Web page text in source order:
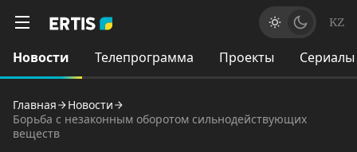
KZ
Новости Телепрограмма Проекты Сериалы
Главная
Новости
Борьба с незаконным оборотом сильнодействующих
веществ